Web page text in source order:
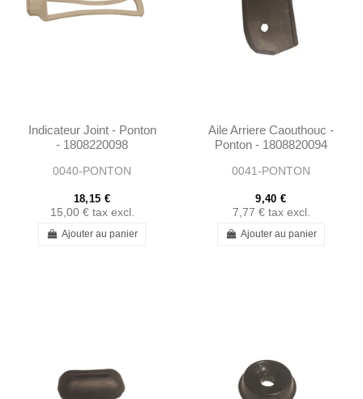
Indicateur Joint - Ponton
- 1808220098
0040-PONTON
18,15 €
15,00 € tax excl.
Ajouter au panier
Aile Arriere Caouthouc -
Ponton - 1808820094
0041-PONTON
9,40 €
7,77 € tax excl.
Ajouter au panier